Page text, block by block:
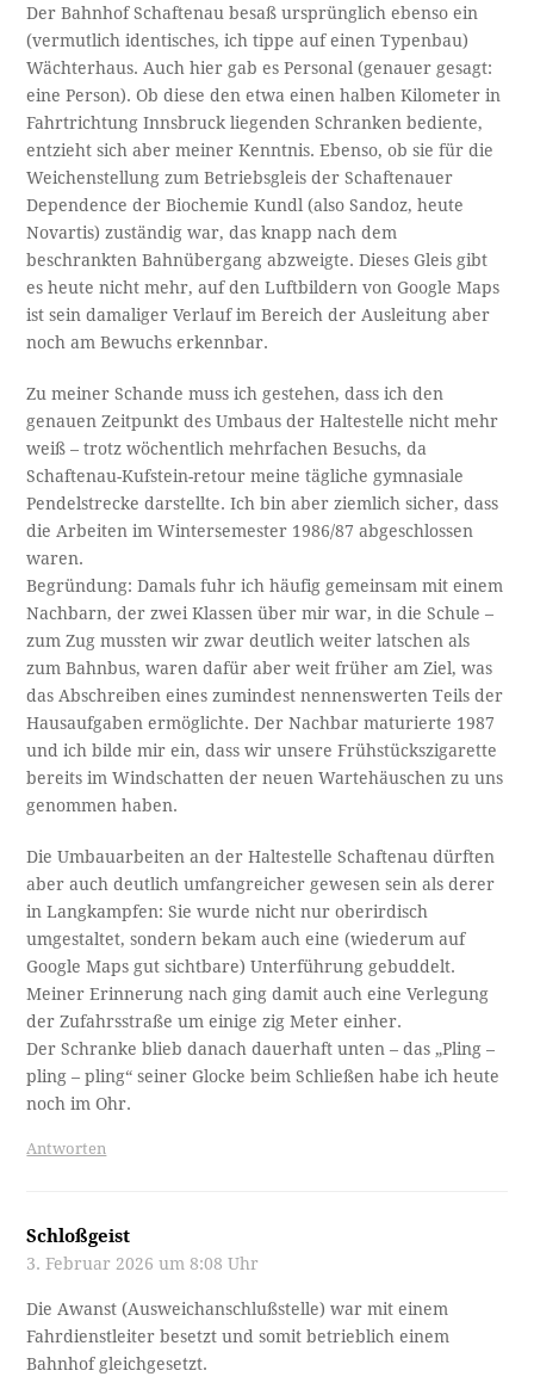
Der Bahnhof Schaftenau besaß ursprünglich ebenso ein
(vermutlich identisches, ich tippe auf einen Typenbau)
Wächterhaus. Auch hier gab es Personal (genauer gesagt:
eine Person). Ob diese den etwa einen halben Kilometer in
Fahrtrichtung Innsbruck liegenden Schranken bediente,
entzieht sich aber meiner Kenntnis. Ebenso, ob sie für die
Weichenstellung zum Betriebsgleis der Schaftenauer
Dependence der Biochemie Kundl (also Sandoz, heute
Novartis) zuständig war, das knapp nach dem
beschrankten Bahnübergang abzweigte. Dieses Gleis gibt
es heute nicht mehr, auf den Luftbildern von Google Maps
ist sein damaliger Verlauf im Bereich der Ausleitung aber
noch am Bewuchs erkennbar.
Zu meiner Schande muss ich gestehen, dass ich den
genauen Zeitpunkt des Umbaus der Haltestelle nicht mehr
weiß – trotz wöchentlich mehrfachen Besuchs, da
Schaftenau-Kufstein-retour meine tägliche gymnasiale
Pendelstrecke darstellte. Ich bin aber ziemlich sicher, dass
die Arbeiten im Wintersemester 1986/87 abgeschlossen
waren.
Begründung: Damals fuhr ich häufig gemeinsam mit einem
Nachbarn, der zwei Klassen über mir war, in die Schule –
zum Zug mussten wir zwar deutlich weiter latschen als
zum Bahnbus, waren dafür aber weit früher am Ziel, was
das Abschreiben eines zumindest nennenswerten Teils der
Hausaufgaben ermöglichte. Der Nachbar maturierte 1987
und ich bilde mir ein, dass wir unsere Frühstückszigarette
bereits im Windschatten der neuen Wartehäuschen zu uns
genommen haben.
Die Umbauarbeiten an der Haltestelle Schaftenau dürften
aber auch deutlich umfangreicher gewesen sein als derer
in Langkampfen: Sie wurde nicht nur oberirdisch
umgestaltet, sondern bekam auch eine (wiederum auf
Google Maps gut sichtbare) Unterführung gebuddelt.
Meiner Erinnerung nach ging damit auch eine Verlegung
der Zufahrsstraße um einige zig Meter einher.
Der Schranke blieb danach dauerhaft unten – das „Pling –
pling – pling“ seiner Glocke beim Schließen habe ich heute
noch im Ohr.
Antworten
Schloßgeist
3. Februar 2026 um 8:08 Uhr
Die Awanst (Ausweichanschlußstelle) war mit einem
Fahrdienstleiter besetzt und somit betrieblich einem
Bahnhof gleichgesetzt.